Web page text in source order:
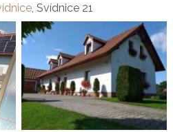
, Svídnice 21